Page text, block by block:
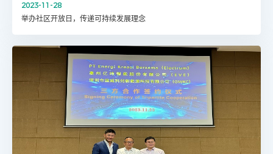
2023-11-28
举办社区开放日，传递可持续发展理念